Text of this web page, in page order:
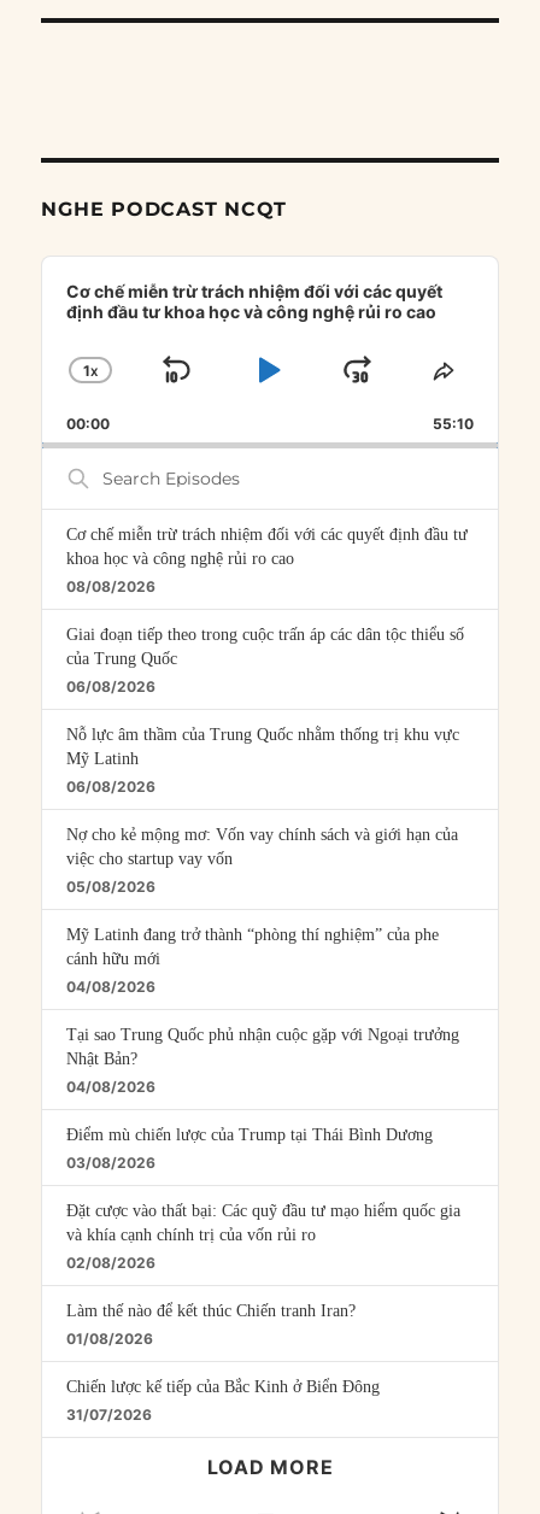
NGHE PODCAST NCQT
Audio
Player
Cơ chế miễn trừ trách nhiệm đối với các quyết
định đầu tư khoa học và công nghệ rủi ro cao
CHANGE
RATE
1X
SKIP
PLAYJUMP
FORWARD
SHARE
00:00 55:10
Search
Episodes
Cơ chế miễn trừ trách nhiệm đối với các quyết định đầu tư
khoa học và công nghệ rủi ro cao
08/08/2026
Giai đoạn tiếp theo trong cuộc trấn áp các dân tộc thiểu số
của Trung Quốc
06/08/2026
Nỗ lực âm thầm của Trung Quốc nhằm thống trị khu vực
Mỹ Latinh
06/08/2026
Nợ cho kẻ mộng mơ: Vốn vay chính sách và giới hạn của
việc cho startup vay vốn
05/08/2026
Mỹ Latinh đang trở thành “phòng thí nghiệm” của phe
cánh hữu mới
04/08/2026
Tại sao Trung Quốc phủ nhận cuộc gặp với Ngoại trưởng
Nhật Bản?
04/08/2026
Điểm mù chiến lược của Trump tại Thái Bình Dương
03/08/2026
Đặt cược vào thất bại: Các quỹ đầu tư mạo hiểm quốc gia
và khía cạnh chính trị của vốn rủi ro
02/08/2026
Làm thế nào để kết thúc Chiến tranh Iran?
01/08/2026
Chiến lược kế tiếp của Bắc Kinh ở Biển Đông
31/07/2026
LOAD MORE